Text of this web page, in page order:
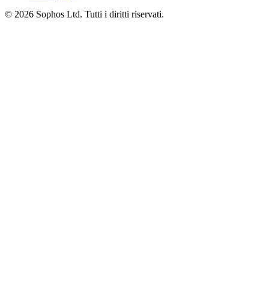
© 2026 Sophos Ltd. Tutti i diritti riservati.